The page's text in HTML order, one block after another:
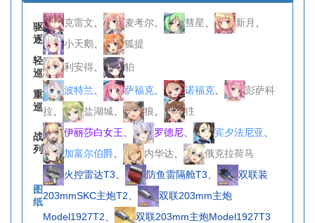
驱
逐
克雷文 麦考尔 彗星 新月
小天鹅
狐提
轻
巡
利安得 貃
重
巡
波特兰 萨福克 诺福克
彭萨科
拉
盐湖城 狼 狌
战
列
伊丽莎白女王 罗德尼 宾夕法尼亚
加富尔伯爵
内华达 俄克拉荷马
图
纸
火控雷达T3 防鱼雷隔舱T3
双联装
203mmSKC主炮T2
双联203mm主炮
Model1927T2
双联203mm主炮Model1927T3